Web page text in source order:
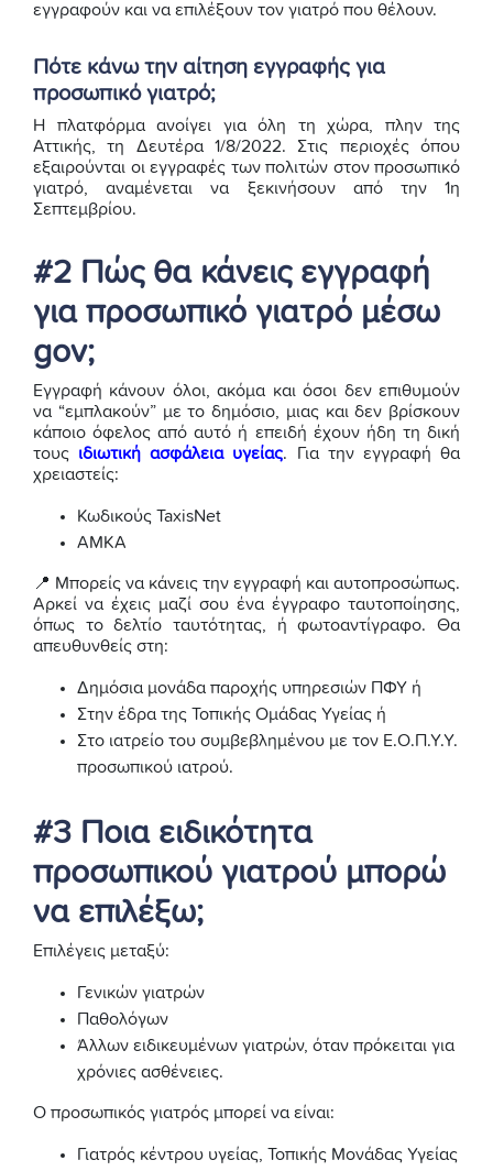
εγγραφούν και να επιλέξουν τον γιατρό που θέλουν.
Πότε κάνω την αίτηση εγγραφής για
προσωπικό γιατρό;
Η πλατφόρμα ανοίγει για όλη τη χώρα, πλην της
Αττικής, τη Δευτέρα 1/8/2022. Στις περιοχές όπου
εξαιρούνται οι εγγραφές των πολιτών στον προσωπικό
γιατρό, αναμένεται να ξεκινήσουν από την 1η
Σεπτεμβρίου.
#2 Πώς θα κάνεις εγγραφή
για προσωπικό γιατρό μέσω
gov;
Εγγραφή κάνουν όλοι, ακόμα και όσοι δεν επιθυμούν
να “εμπλακούν” με το δημόσιο, μιας και δεν βρίσκουν
κάποιο όφελος από αυτό ή επειδή έχουν ήδη τη δική
τους ιδιωτική ασφάλεια υγείας. Για την εγγραφή θα
χρειαστείς:
Κωδικούς TaxisNet
ΑΜΚΑ
📍 Μπορείς να κάνεις την εγγραφή και αυτοπροσώπως.
Αρκεί να έχεις μαζί σου ένα έγγραφο ταυτοποίησης,
όπως το δελτίο ταυτότητας, ή φωτοαντίγραφο. Θα
απευθυνθείς στη:
Δημόσια μονάδα παροχής υπηρεσιών ΠΦΥ ή
Στην έδρα της Τοπικής Ομάδας Υγείας ή
Στο ιατρείο του συμβεβλημένου με τον Ε.Ο.Π.Υ.Υ.
προσωπικού ιατρού.
#3 Ποια ειδικότητα
προσωπικού γιατρού μπορώ
να επιλέξω;
Επιλέγεις μεταξύ:
Γενικών γιατρών
Παθολόγων
Άλλων ειδικευμένων γιατρών, όταν πρόκειται για
χρόνιες ασθένειες.
Ο προσωπικός γιατρός μπορεί να είναι:
Γιατρός κέντρου υγείας, Τοπικής Μονάδας Υγείας